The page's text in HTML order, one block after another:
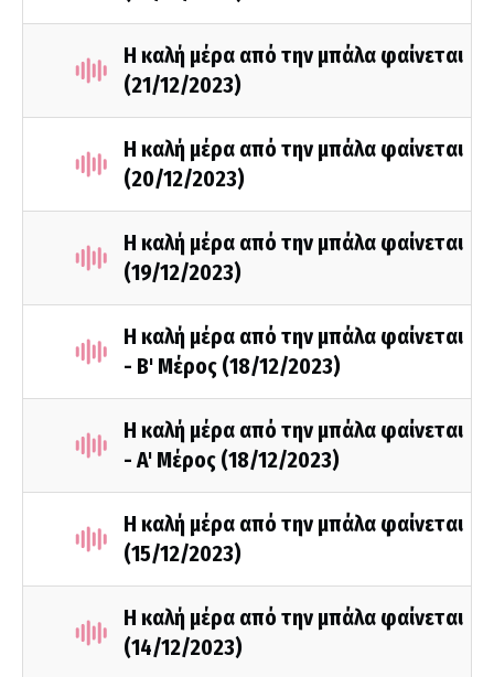
Η καλή μέρα από την μπάλα φαίνεται
(21/12/2023)
Η καλή μέρα από την μπάλα φαίνεται
(20/12/2023)
Η καλή μέρα από την μπάλα φαίνεται
(19/12/2023)
Η καλή μέρα από την μπάλα φαίνεται
- Β' Μέρος (18/12/2023)
Η καλή μέρα από την μπάλα φαίνεται
- A' Mέρος (18/12/2023)
Η καλή μέρα από την μπάλα φαίνεται
(15/12/2023)
Η καλή μέρα από την μπάλα φαίνεται
(14/12/2023)